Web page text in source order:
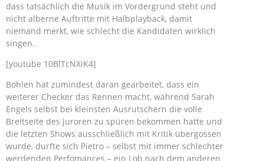
dass tatsächlich die Musik im Vordergrund steht und
nicht alberne Auftritte mit Halbplayback, damit
niemand merkt, wie schlecht die Kandidaten wirklich
singen.
[youtube 10BlTcNXiK4]
Bohlen hat zumindest daran gearbeitet, dass ein
weiterer Checker das Rennen macht, während Sarah
Engels selbst bei kleinsten Ausrutschern die volle
Breitseite des Juroren zu spüren bekommen hatte und
die letzten Shows ausschließlich mit Kritik übergossen
wurde, durfte sich Pietro – selbst mit immer schlechter
werdenden Perfomances – ein Lob nach dem anderen